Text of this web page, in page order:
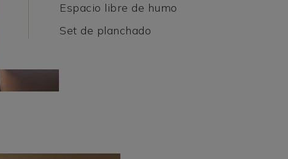
Espacio libre de humo
Set de planchado